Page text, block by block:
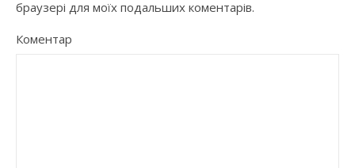
браузері для моїх подальших коментарів.
Коментар